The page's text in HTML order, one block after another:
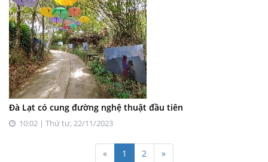
Đà Lạt có cung đường nghệ thuật đầu tiên
10:02 | Thứ tư, 22/11/2023
« 1 2 »